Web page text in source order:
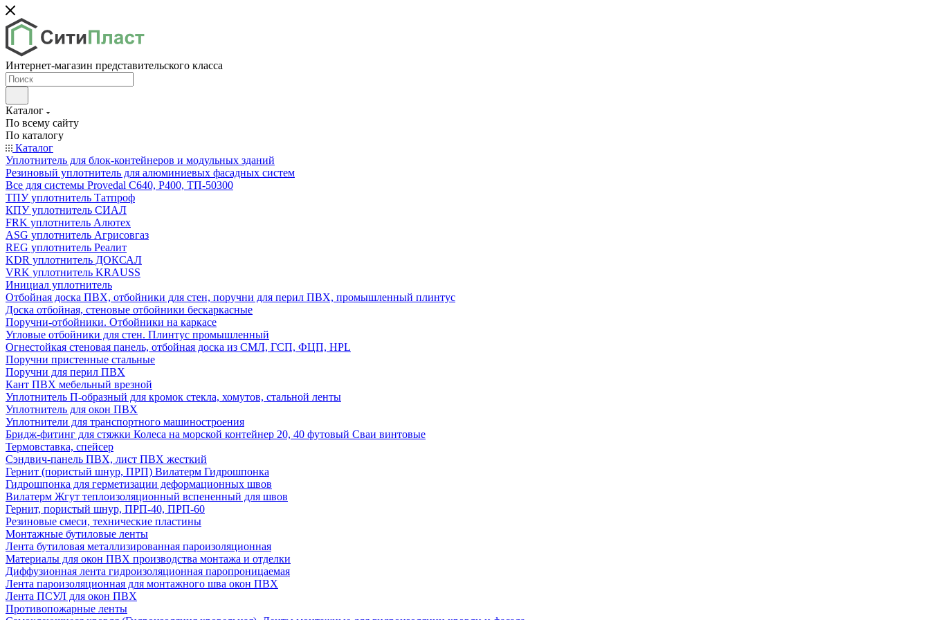
Интернет-магазин представительского класса
Каталог
По всему сайту
По каталогу
Каталог
Уплотнитель для блок-контейнеров и модульных зданий
Резиновый уплотнитель для алюминиевых фасадных систем
Все для системы Provedal С640, Р400, ТП-50300
ТПУ уплотнитель Татпроф
КПУ уплотнитель СИАЛ
FRK уплотнитель Алютех
ASG уплотнитель Агрисовгаз
REG уплотнитель Реалит
KDR уплотнитель ДОКСАЛ
VRK уплотнитель KRAUSS
Инициал уплотнитель
Отбойная доска ПВХ, отбойники для стен, поручни для перил ПВХ, промышленный плинтус
Доска отбойная, стеновые отбойники бескаркасные
Поручни-отбойники. Отбойники на каркасе
Угловые отбойники для стен. Плинтус промышленный
Огнестойкая стеновая панель, отбойная доска из СМЛ, ГСП, ФЦП, HPL
Поручни пристенные стальные
Поручни для перил ПВХ
Кант ПВХ мебельный врезной
Уплотнитель П-образный для кромок стекла, хомутов, стальной ленты
Уплотнитель для окон ПВХ
Уплотнители для транспортного машиностроения
Бридж-фитинг для стяжки Колеса на морской контейнер 20, 40 футовый Сваи винтовые
Термовставка, спейсер
Сэндвич-панель ПВХ, лист ПВХ жесткий
Гернит (пористый шнур, ПРП) Вилатерм Гидрошпонка
Гидрошпонка для герметизации деформационных швов
Вилатерм Жгут теплоизоляционный вспененный для швов
Гернит, пористый шнур, ПРП-40, ПРП-60
Резиновые смеси, технические пластины
Монтажные бутиловые ленты
Лента бутиловая металлизированная пароизоляционная
Материалы для окон ПВХ производства монтажа и отделки
Диффузионная лента гидроизоляционная паропроницаемая
Лента пароизоляционная для монтажного шва окон ПВХ
Лента ПСУЛ для окон ПВХ
Противопожарные ленты